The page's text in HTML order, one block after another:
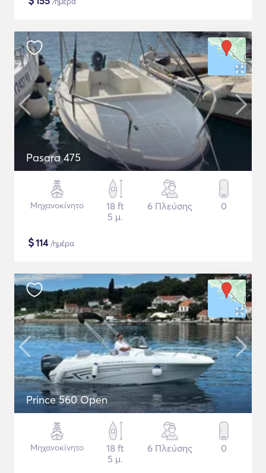
Pasara 475
Μηχανοκίνητο
18 ft
5 μ.
6 Πλεύσης 0
$114/ημέρα
Prince 560 Open
Μηχανοκίνητο
18 ft
5 μ.
6 Πλεύσης 0